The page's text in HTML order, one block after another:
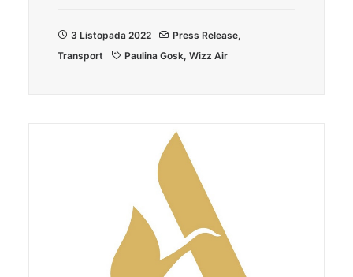
3 Listopada 2022 Press Release,
Transport
Paulina Gosk, Wizz Air